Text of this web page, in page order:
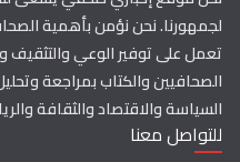
لجمهورنا. نحن نؤمن بأهمية
تعمل على توفير الوعي
الصحافيين والكتاب بمراجعة
السياسة والاقتصاد والثقافة
للتواصل معنا